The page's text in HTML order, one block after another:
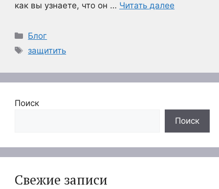
как вы узнаете, что он … Читать далее
Рубрики
Блог
Метки
защитить
Поиск
Поиск
Свежие записи